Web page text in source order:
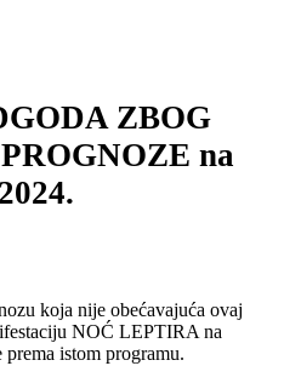
ZBOG
na
koja nije obećavajuća ovaj
NOĆ LEPTIRA na
prema istom programu.